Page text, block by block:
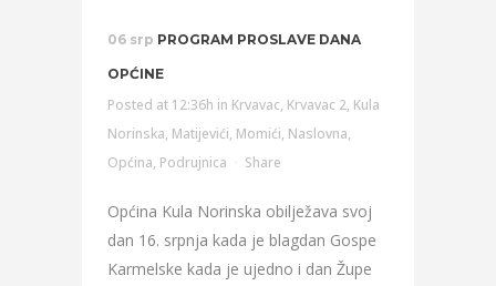
06 srp PROGRAM PROSLAVE DANA
OPĆINE
Posted at 12:36h in Krvavac, Krvavac 2, Kula
Norinska, Matijevići, Momići, Naslovna,
Općina, Podrujnica Share
Općina Kula Norinska obilježava svoj
dan 16. srpnja kada je blagdan Gospe
Karmelske kada je ujedno i dan Župe